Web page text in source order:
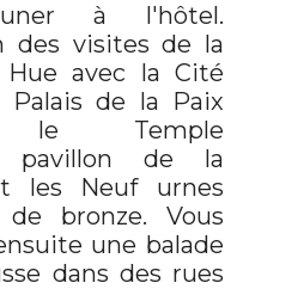
à l'hôtel.
des visites de la
avec la Cité
Palais de la Paix
le Temple
pavillon de la
les Neuf urnes
de bronze. Vous
une balade
dans des rues